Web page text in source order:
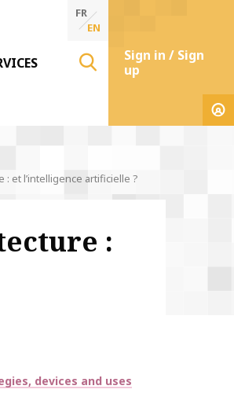
FR
EN
Sign in / Sign
up
: et l’intelligence artificielle ?
:
devices and uses